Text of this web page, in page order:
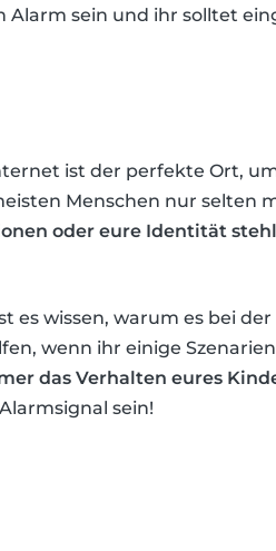
Alarm sein und ihr solltet
ist der perfekte Ort,
Menschen nur selten
oder eure Identität
es wissen, warum es bei
wenn ihr einige
das Verhalten eures
sein!